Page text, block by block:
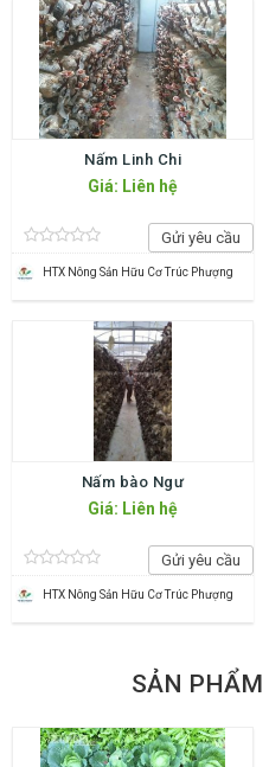
Nấm Linh Chi
Giá: Liên hệ
Gửi yêu cầu
HTX Nông Sản Hữu Cơ Trúc Phượng
Nấm bào Ngư
Giá: Liên hệ
Gửi yêu cầu
HTX Nông Sản Hữu Cơ Trúc Phượng
SẢN PHẨM